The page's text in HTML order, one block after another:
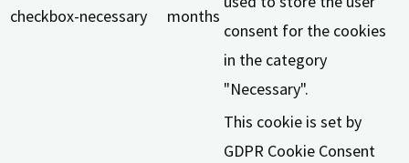
checkbox-necessary
months
consent for the cookies
in the category
"Necessary".
This cookie is set by
GDPR Cookie Consent